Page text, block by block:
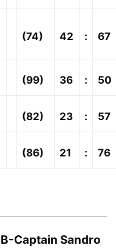
(74) 42 : 67
(99) 36 : 50
(82) 23 : 57
(86) 21 : 76
Captain Sandro